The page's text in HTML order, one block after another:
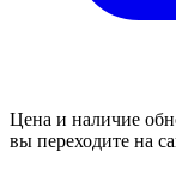
Цена и наличие
вы переходите на